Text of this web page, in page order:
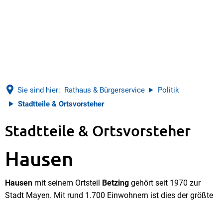
Sie sind hier: Rathaus & Bürgerservice
Politik
Stadtteile & Ortsvorsteher
Stadtteile & Ortsvorsteher
Hausen
Hausen mit seinem Ortsteil Betzing gehört seit 1970 zur
Stadt Mayen. Mit rund 1.700 Einwohnern ist dies der größte